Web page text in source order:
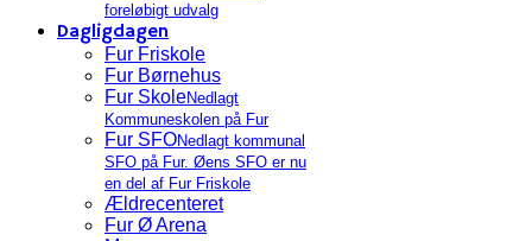
foreløbigt udvalg
Dagligdagen
Fur Friskole
Fur Børnehus
Fur SkoleNedlagt
Kommuneskolen på Fur
Fur SFONedlagt kommunal
SFO på Fur. Øens SFO er nu
en del af Fur Friskole
Ældrecenteret
Fur Ø Arena